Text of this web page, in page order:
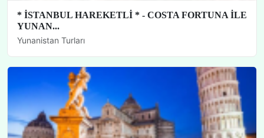
* İSTANBUL HAREKETLİ * - COSTA FORTUNA İLE
YUNAN...
Yunanistan Turları